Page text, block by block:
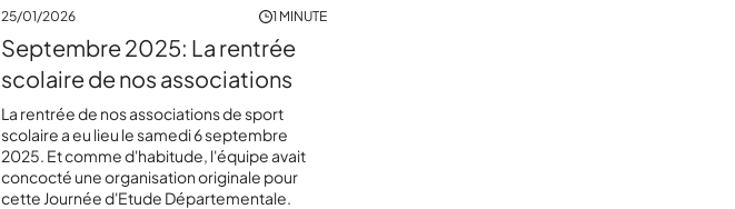
25/01/2026 1 MINUTE
Septembre 2025: La rentrée
scolaire de nos associations
La rentrée de nos associations de sport
scolaire a eu lieu le samedi 6 septembre
2025. Et comme d'habitude, l'équipe avait
concocté une organisation originale pour
cette Journée d'Etude Départementale.